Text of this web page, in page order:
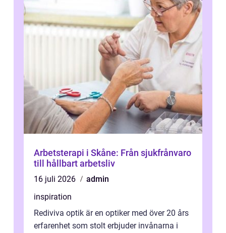
Arbetsterapi i Skåne: Från sjukfrånvaro
till hållbart arbetsliv
16 juli 2026
admin
inspiration
Rediviva optik är en optiker med över 20 års
erfarenhet som stolt erbjuder invånarna i